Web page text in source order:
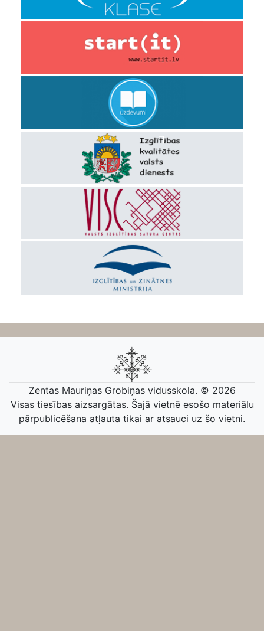
Zentas Mauriņas Grobiņas vidusskola. © 2026
Visas tiesības aizsargātas. Šajā vietnē esošo materiālu
pārpublicēšana atļauta tikai ar atsauci uz šo vietni.